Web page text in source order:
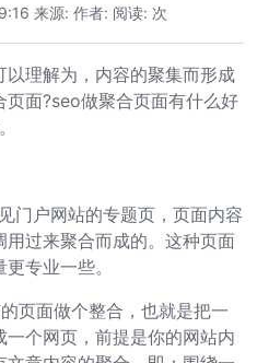
来源: 作者: 阅读: 次
理解为，内容的聚集而形成
面?seo做聚合页面有什么好
户网站的专题页，页面内容
过来聚合而成的。这种页面
专业一些。
面做个整合，也就是把一
个网页，前提是你的网站内